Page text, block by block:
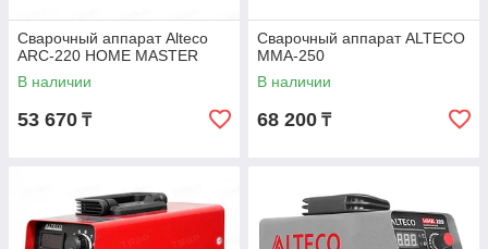
Сварочный аппарат Alteco
ARC-220 HOME MASTER
В наличии
53 670 ₸
Сварочный аппарат ALTECO
MMA-250
В наличии
68 200 ₸